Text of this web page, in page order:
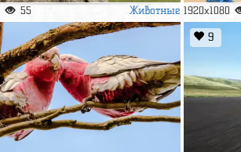
55 Животные 1920x1080
9